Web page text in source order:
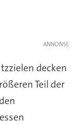
decken
Teil der